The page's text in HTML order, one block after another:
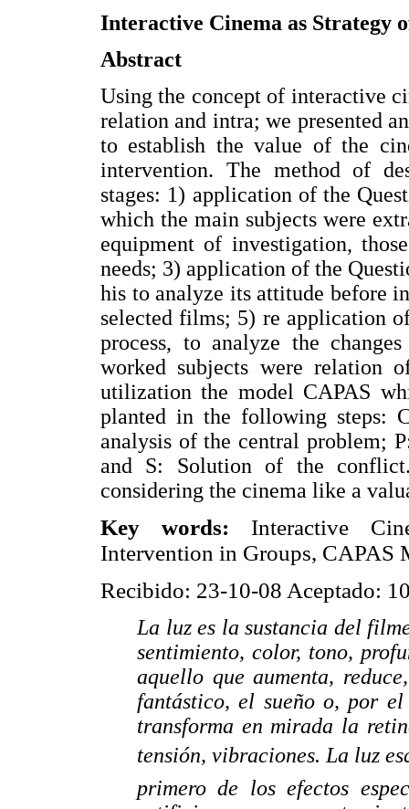
Interactive Cinema as Strategy
Abstract
Using the concept of interactive
relation and intra; we presented
to establish the value of the
intervention. The method of
stages: 1) application of the
which the main subjects were
equipment of investigation,
needs; 3) application of the
his to analyze its attitude before
selected films; 5) re application
process, to analyze the
worked subjects were relation
utilization the model CAPAS
planted in the following steps:
analysis of the central problem;
and S: Solution of the
considering the cinema like a
Key words: Interactive
Intervention in Groups, CAPAS
Recibido: 23-10-08 Aceptado:
La luz es la sustancia del
sentimiento, color, tono,
aquello que aumenta,
fantástico, el sueño o, por
transforma en mirada la
tensión, vibraciones. La luz
primero de los efectos